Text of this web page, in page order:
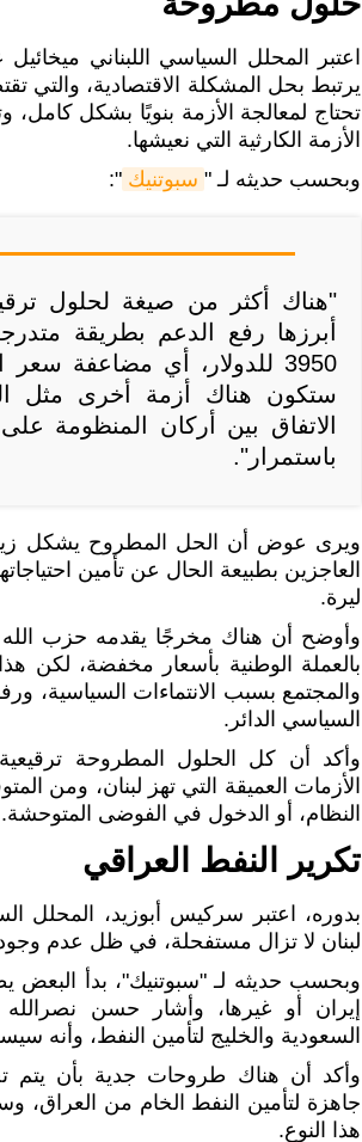
اعتبر المحلل السياسي اللبناني
يرتبط بحل المشكلة الاقتصادية، والتي
تحتاج لمعالجة الأزمة بنويًا بشكل كامل،
الأزمة الكارثية التي نعيشها.
وبحسب حديثه لـ " سبوتنيك ":
"هناك أكثر من صيغة لحلول
أبرزها رفع الدعم بطريقة
ستكون هناك أزمة أخرى مثل
الاتفاق بين أركان المنظومة
باستمرار".
ويرى عوض أن الحل المطروح يشكل
ليرة.
وأوضح أن هناك مخرجًا يقدمه حزب الله
بالعملة الوطنية بأسعار مخفضة، لكن
والمجتمع بسبب الانتماءات
السياسي الدائر.
وأكد أن كل الحلول المطروحة
الأزمات العميقة التي تهز لبنان، ومن
النظام، أو الدخول في الفوضى المتوحشة.
تكرير النفط العراقي
بدوره، اعتبر سركيس أبوزيد، المحلل
لبنان لا تزال مستفحلة، في ظل عدم
وبحسب حديثه لـ "سبوتنيك"، بدأ البعض
إيران أو غيرها، وأشار حسن
السعودية والخليج لتأمين النفط، وأنه
وأكد أن هناك طروحات جدية بأن يتم
جاهزة لتأمين النفط الخام من العراق،
هذا النوع.